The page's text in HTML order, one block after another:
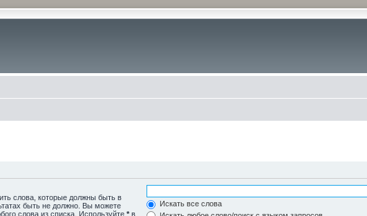
слова, которые должны быть в
быть не должно. Вы можете
слова из списка. Используйте* в
Искать все слова